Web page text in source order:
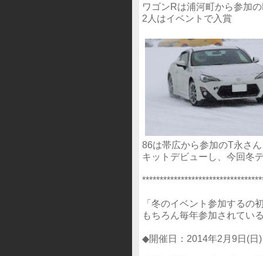
ワゴンRは浦河町から参加
2人はイベントで入賞
86は帯広から参加のT永さ
キットデビューし、今回冬
「冬のイベント参加するの
もちろん毎年参加されてい
◆開催日：2014年2月9日(日)